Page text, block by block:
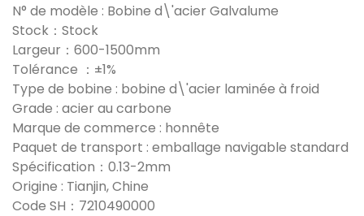
N° de modèle : Bobine d\'acier Galvalume
Stock：Stock
Largeur：600-1500mm
Tolérance ：±1%
Type de bobine : bobine d\'acier laminée à froid
Grade : acier au carbone
Marque de commerce : honnête
Paquet de transport : emballage navigable standard
Spécification：0.13-2mm
Origine : Tianjin, Chine
Code SH：7210490000